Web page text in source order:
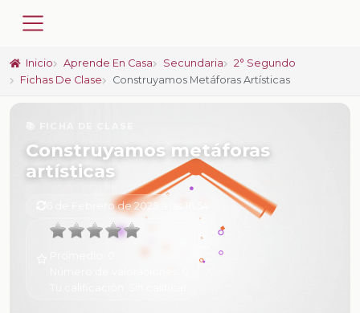
Inicio Aprende En Casa Secundaria
2° Segundo
Fichas De Clase
Construyamos Metáforas Artísticas
Construyamos metáforas
artísticas
6 de Febrero de 2025 a las 16:54